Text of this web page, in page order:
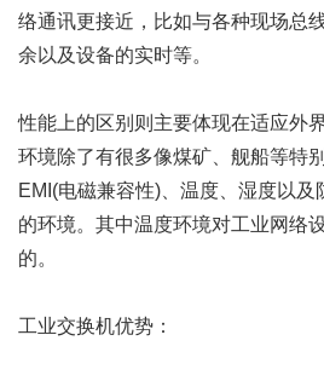
络通讯更接近，比如与各种现场总
余以及设备的实时等。
性能上的区别则主要体现在适应外
环境除了有很多像煤矿、舰船等特
EMI(电磁兼容性)、温度、湿度以
的环境。其中温度环境对工业网络
的。
工业交换机优势：